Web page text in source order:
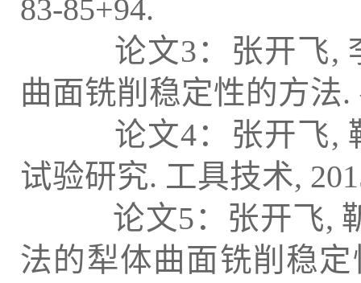
83-85+94.
论文3：张开飞,
曲面铣削稳定性的方法.
论文4：张开飞,
试验研究. 工具技术,
论文5：张开飞, 靳
法的犁体曲面铣削稳